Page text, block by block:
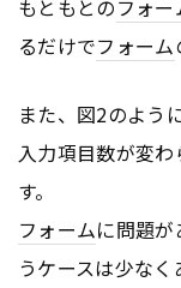
もともとのフォー
るだけでフォーム
また、図2のよう
入力項目数が変
す。
フォームに問題
うケースは少なく